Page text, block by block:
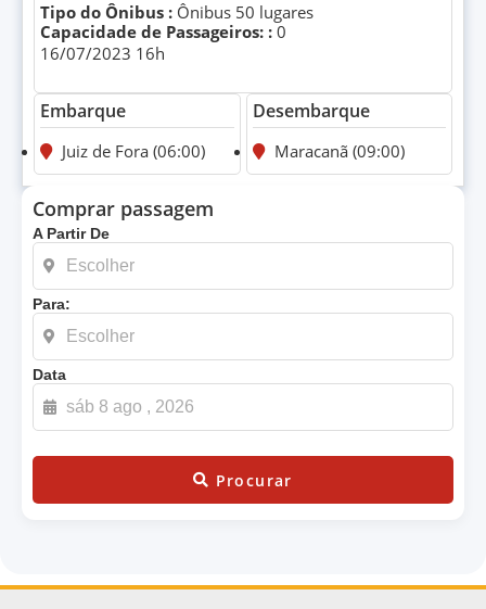
Tipo do Ônibus : Ônibus 50 lugares
Capacidade de Passageiros: : 0
16/07/2023 16h
Embarque
Juiz de Fora (06:00)
Desembarque
Maracanã (09:00)
Comprar passagem
A Partir De
Para:
Data
Procurar